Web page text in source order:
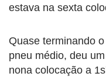
estava na sexta
Quase terminando
pneu médio, deu
nona colocação a